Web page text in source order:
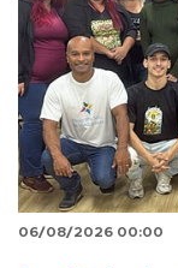
06/08/2026 00:00